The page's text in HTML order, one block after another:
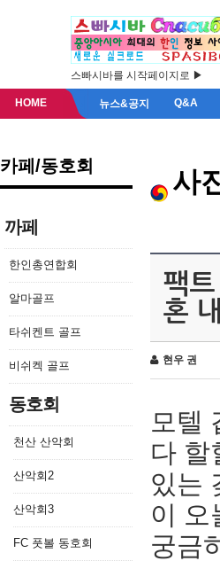
스빠시바를 시작페이지로 ▶
HOME 뉴스&공지 Q&A
카페/동호회
까페
한인총연합회
알마골프
타쉬켄트 골프
비쉬켁 골프
동호회
천산 산악회
산악회2
산악회3
FC 풋볼 동호회
사
팩
혼
현우 권
모텔
다 할
있는
이 오
궁금